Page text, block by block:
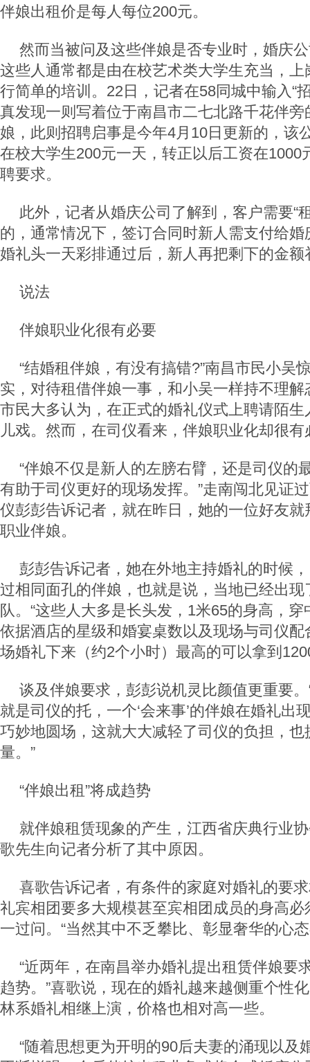
伴娘出租价是每人每位200元。
然而当被问及这些伴娘是否专业时，婚庆
这些人通常都是由在校艺术类大学生充当，
行简单的培训。22日，记者在58同城中输入“
真发现一则写着位于南昌市二七北路千花伴
娘，此则招聘启事是今年4月10日更新的，该
在校大学生200元一天，转正以后工资在1000
聘要求。
此外，记者从婚庆公司了解到，客户需要“
的，通常情况下，签订合同时新人需支付给
婚礼头一天彩排通过后，新人再把剩下的金额
说法
伴娘职业化很有必要
“结婚租伴娘，有没有搞错?”南昌市民小吴
实，对待租借伴娘一事，和小吴一样持不理
市民大多认为，在正式的婚礼仪式上聘请陌
儿戏。然而，在司仪看来，伴娘职业化却很有
“伴娘不仅是新人的左膀右臂，还是司仪的
有助于司仪更好的现场发挥。”走南闯北见证
仪彭彭告诉记者，就在昨日，她的一位好友
职业伴娘。
彭彭告诉记者，她在外地主持婚礼的时候
过相同面孔的伴娘，也就是说，当地已经出现
队。“这些人大多是长头发，1米65的身高，
依据酒店的星级和婚宴桌数以及现场与司仪
场婚礼下来（约2个小时）最高的可以拿到
谈及伴娘要求，彭彭说机灵比颜值更重要
就是司仪的托，一个‘会来事’的伴娘在婚礼出
巧妙地圆场，这就大大减轻了司仪的负担，
量。”
“伴娘出租”将成趋势
就伴娘租赁现象的产生，江西省庆典行业
歌先生向记者分析了其中原因。
喜歌告诉记者，有条件的家庭对婚礼的要
礼宾相团要多大规模甚至宾相团成员的身高
一过问。“当然其中不乏攀比、彰显奢华的心
“近两年，在南昌举办婚礼提出租赁伴娘要
趋势。”喜歌说，现在的婚礼越来越侧重个性
林系婚礼相继上演，价格也相对高一些。
“随着思想更为开明的90后夫妻的涌现以及